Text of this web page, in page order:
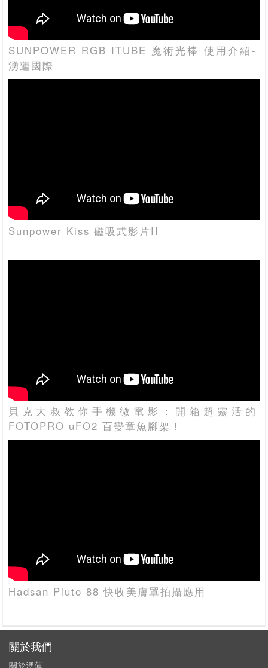
SUNPOWER RGB ITUBE 魔術光棒 使用介紹-
湧蓮國際
Sunpower Kiss 磁吸式影片II
貝克大叔教你手機微電影：開箱超靈活的
FOTOPRO uFO2 百變章魚腳架！
Hadsan Pluto 88 快收美膚罩拍攝應用
關於我們
關於湧蓮